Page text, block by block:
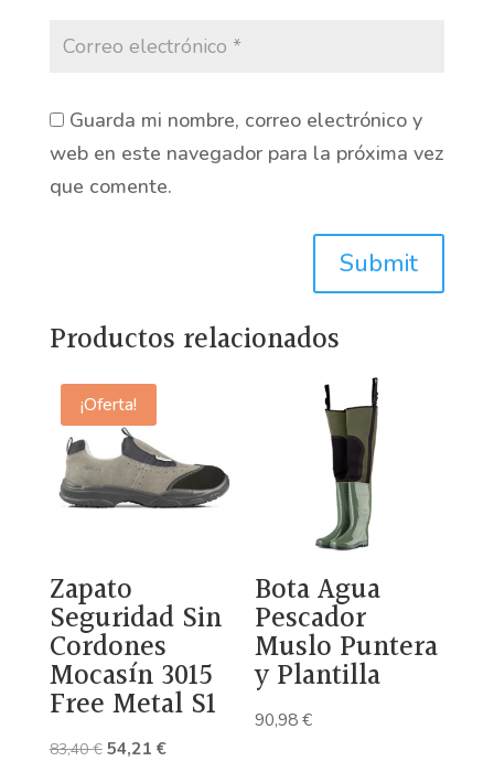
Guarda mi nombre, correo electrónico y
web en este navegador para la próxima vez
que comente.
Submit
Productos relacionados
¡Oferta!
Zapato
Seguridad Sin
Cordones
Mocasín 3015
Free Metal S1
83,40€ El
54,21 €El
Bota Agua
Pescador
Muslo Puntera
y Plantilla
90,98€